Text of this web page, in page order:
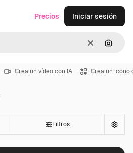
Borrar
Precios Iniciar sesión
Crea un vídeo con IA Crea un icono
Filtros